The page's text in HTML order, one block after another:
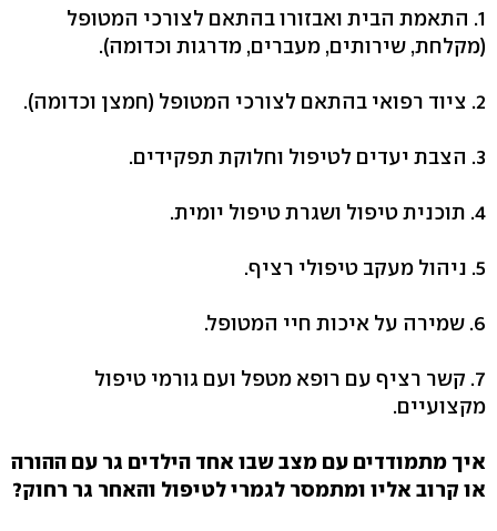
1. התאמת הבית ואבזורו בהתאם לצורכי המטופל
(מקלחת, שירותים, מעברים, מדרגות וכדומה).
2. ציוד רפואי בהתאם לצורכי המטופל (חמצן וכדומה).
3. הצבת יעדים לטיפול וחלוקת תפקידים.
4. תוכנית טיפול ושגרת טיפול יומית.
5. ניהול מעקב טיפולי רציף.
6. שמירה על איכות חיי המטופל.
7. קשר רציף עם רופא מטפל ועם גורמי טיפול
מקצועיים.
איך מתמודדים עם מצב שבו אחד הילדים גר עם ההורה
או קרוב אליו ומתמסר לגמרי לטיפול והאחר גר רחוק?